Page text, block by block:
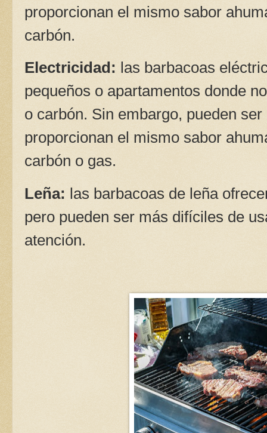
proporcionan el mismo sabor
carbón.
Electricidad: las barbacoas
pequeños o apartamentos donde
o carbón. Sin embargo, pueden
proporcionan el mismo sabor
carbón o gas.
Leña: las barbacoas de leña
pero pueden ser más difíciles de
atención.